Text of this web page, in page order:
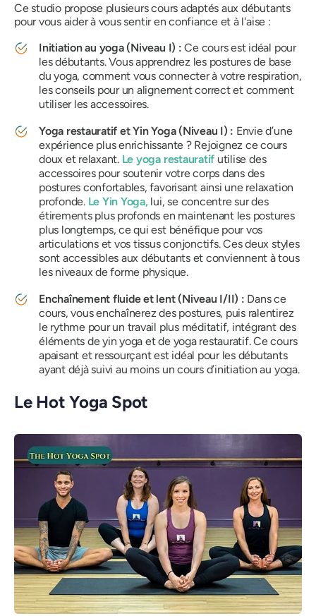
Ce studio propose plusieurs cours adaptés aux débutants
pour vous aider à vous sentir en confiance et à l'aise :
Initiation au yoga (Niveau I) : Ce cours est idéal pour
les débutants. Vous apprendrez les postures de base
du yoga, comment vous connecter à votre respiration,
les conseils pour un alignement correct et comment
utiliser les accessoires.
Yoga restauratif et Yin Yoga (Niveau I) : Envie d’une
expérience plus enrichissante ? Rejoignez ce cours
doux et relaxant. Le yoga restauratif utilise des
accessoires pour soutenir votre corps dans des
postures confortables, favorisant ainsi une relaxation
profonde. Le Yin Yoga,lui, se concentre sur des
étirements plus profonds en maintenant les postures
plus longtemps, ce qui est bénéfique pour vos
articulations et vos tissus conjonctifs. Ces deux styles
sont accessibles aux débutants et conviennent à tous
les niveaux de forme physique.
Enchaînement fluide et lent (Niveau I/II) : Dans ce
cours, vous enchaînerez des postures, puis ralentirez
le rythme pour un travail plus méditatif, intégrant des
éléments de yin yoga et de yoga restauratif. Ce cours
apaisant et ressourçant est idéal pour les débutants
ayant déjà suivi au moins un cours d’initiation au yoga.
Le Hot Yoga Spot